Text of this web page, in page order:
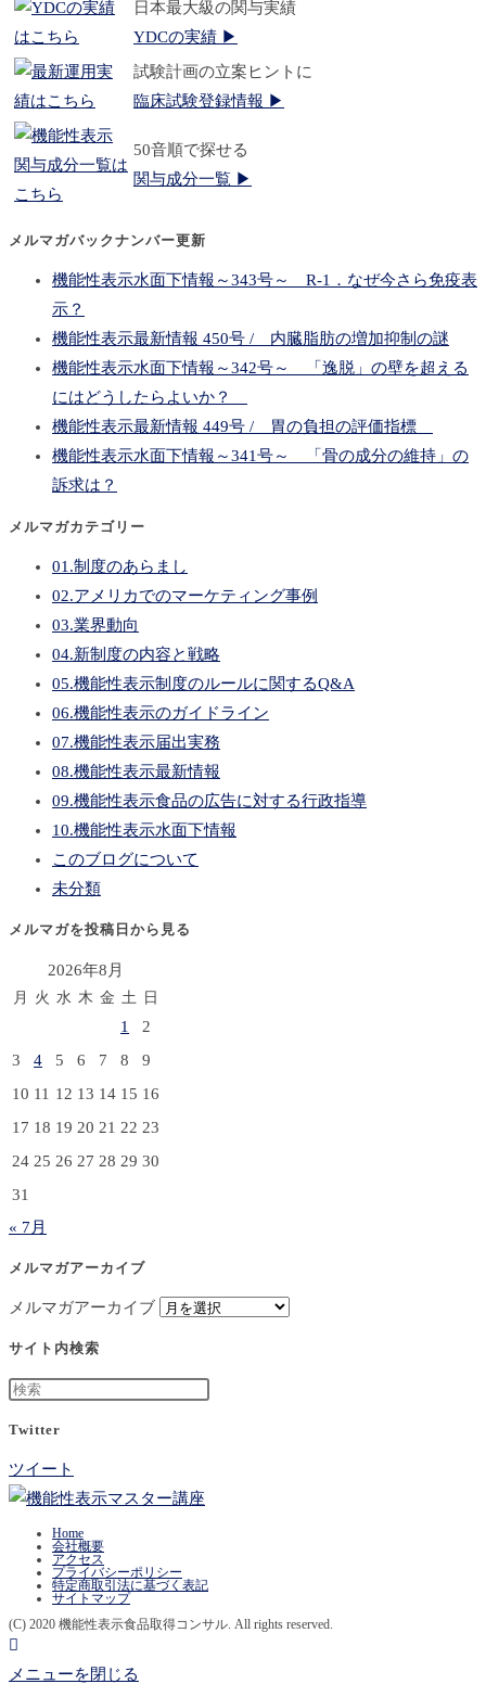
日本最大級の関与実績
YDCの実績 ▶
試験計画の立案ヒントに
臨床試験登録情報 ▶
50音順で探せる
関与成分一覧 ▶
メルマガバックナンバー更新
機能性表示水面下情報～343号～ R-1．なぜ今さら免疫表
示？
機能性表示最新情報 450号 / 内臓脂肪の増加抑制の謎
機能性表示水面下情報～342号～ 「逸脱」の壁を超える
にはどうしたらよいか？
機能性表示最新情報 449号 / 胃の負担の評価指標
機能性表示水面下情報～341号～ 「骨の成分の維持」の
訴求は？
メルマガカテゴリー
01.制度のあらまし
02.アメリカでのマーケティング事例
03.業界動向
04.新制度の内容と戦略
05.機能性表示制度のルールに関するQ&A
06.機能性表示のガイドライン
07.機能性表示届出実務
08.機能性表示最新情報
09.機能性表示食品の広告に対する行政指導
10.機能性表示水面下情報
このブログについて
未分類
メルマガを投稿日から見る
2026年8月
月 火 水 木 金 土 日
1
2
3
4 5 6 7 8
9
10 11 12 13 14 15 16
17 18 19 20 21 22 23
24 25 26 27 28 29 30
31
« 7月
メルマガアーカイブ
メルマガアーカイブ
サイト内検索
Twitter
ツイート
Home
会社概要
アクセス
プライバシーポリシー
特定商取引法に基づく表記
サイトマップ
(C) 2020 機能性表示食品取得コンサル. All rights reserved.
メニューを閉じる